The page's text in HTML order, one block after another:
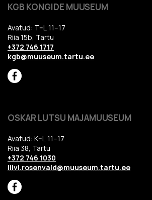
KGB KONGIDE MUUSEUM
Avatud: T–L 11–17
Riia 15b, Tartu
+372 746 1717
kgb@muuseum.tartu.ee
OSKAR LUTSU MAJAMUUSEUM
Avatud: K–L 11–17
Riia 38, Tartu
+372 746 1030
liivi.rosenvald@muuseum.tartu.ee